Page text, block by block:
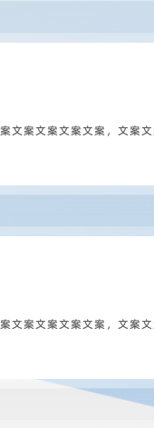
文案文案文案文案，文案
文案文案文案文案，文案